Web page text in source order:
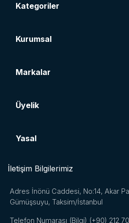
Kategoriler
Kurumsal
Markalar
Üyelik
Yasal
İletişim Bilgilerimiz
Adres İnönü Caddesi, No:14, Akar
Gümüşsuyu, Taksim/İstanbul
Telefon Numarası (Bilgi) (+90) 212